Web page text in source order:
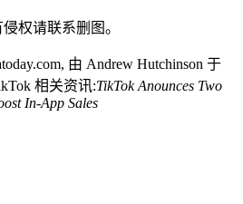
权请联系删图。
由 Andrew Hutchinson 于
相关资讯:TikTok Anounces Two
In-App Sales